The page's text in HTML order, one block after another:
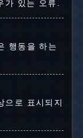
있는 오류.
행동을 하는
으로 표시되지